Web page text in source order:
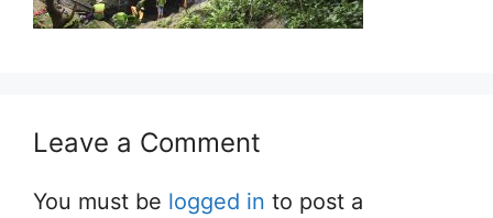
Leave a Comment
You must be logged in to post a